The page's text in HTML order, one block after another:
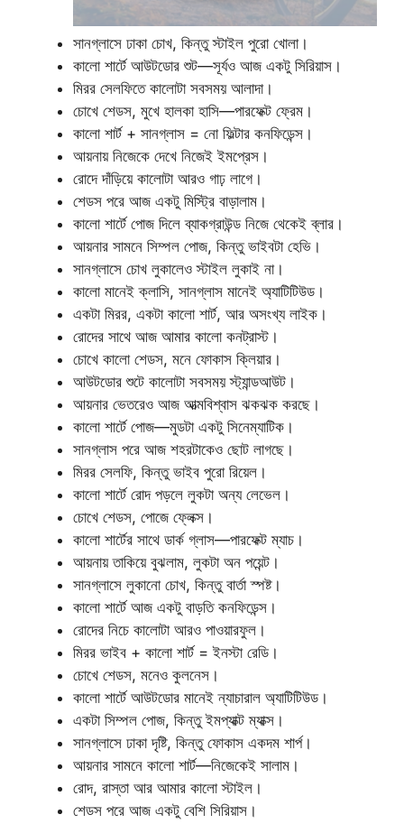
সানগ্লাসে ঢাকা চোখ, কিন্তু স্টাইল পুরো খোলা।
কালো শার্টে আউটডোর শুট—সূর্যও আজ একটু সিরিয়াস।
মিরর সেলফিতে কালোটা সবসময় আলাদা।
চোখে শেডস, মুখে হালকা হাসি—পারফেক্ট ফ্রেম।
কালো শার্ট + সানগ্লাস = নো ফিল্টার কনফিডেন্স।
আয়নায় নিজেকে দেখে নিজেই ইমপ্রেস।
রোদে দাঁড়িয়ে কালোটা আরও গাঢ় লাগে।
শেডস পরে আজ একটু মিস্ট্রি বাড়ালাম।
কালো শার্টে পোজ দিলে ব্যাকগ্রাউন্ড নিজে থেকেই ব্লার।
আয়নার সামনে সিম্পল পোজ, কিন্তু ভাইবটা হেভি।
সানগ্লাসে চোখ লুকালেও স্টাইল লুকাই না।
কালো মানেই ক্লাসি, সানগ্লাস মানেই অ্যাটিটিউড।
একটা মিরর, একটা কালো শার্ট, আর অসংখ্য লাইক।
রোদের সাথে আজ আমার কালো কনট্রাস্ট।
চোখে কালো শেডস, মনে ফোকাস ক্লিয়ার।
আউটডোর শুটে কালোটা সবসময় স্ট্যান্ডআউট।
আয়নার ভেতরেও আজ আত্মবিশ্বাস ঝকঝক করছে।
কালো শার্টে পোজ—মুডটা একটু সিনেম্যাটিক।
সানগ্লাস পরে আজ শহরটাকেও ছোট লাগছে।
মিরর সেলফি, কিন্তু ভাইব পুরো রিয়েল।
কালো শার্টে রোদ পড়লে লুকটা অন্য লেভেল।
চোখে শেডস, পোজে ফ্লেক্স।
কালো শার্টের সাথে ডার্ক গ্লাস—পারফেক্ট ম্যাচ।
আয়নায় তাকিয়ে বুঝলাম, লুকটা অন পয়েন্ট।
সানগ্লাসে লুকানো চোখ, কিন্তু বার্তা স্পষ্ট।
কালো শার্টে আজ একটু বাড়তি কনফিডেন্স।
রোদের নিচে কালোটা আরও পাওয়ারফুল।
মিরর ভাইব + কালো শার্ট = ইনস্টা রেডি।
চোখে শেডস, মনেও কুলনেস।
কালো শার্টে আউটডোর মানেই ন্যাচারাল অ্যাটিটিউড।
একটা সিম্পল পোজ, কিন্তু ইমপ্যাক্ট ম্যাক্স।
সানগ্লাসে ঢাকা দৃষ্টি, কিন্তু ফোকাস একদম শার্প।
আয়নার সামনে কালো শার্ট—নিজেকেই সালাম।
রোদ, রাস্তা আর আমার কালো স্টাইল।
শেডস পরে আজ একটু বেশি সিরিয়াস।